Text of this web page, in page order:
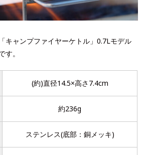
キャンプファイヤーケトル」0.7Lモデル
す。
(約)直径14.5×高さ7.4cm
約236g
ステンレス(底部：銅メッキ)